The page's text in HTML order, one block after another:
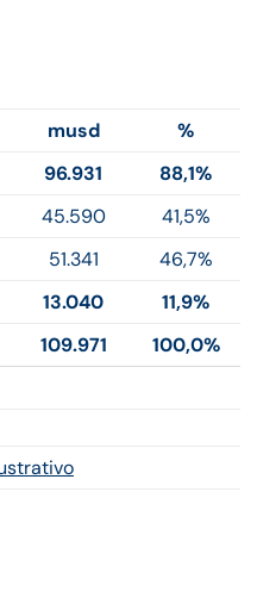
musd
%
96.931
88,1%
45.590
41,5%
51.341
46,7%
13.040
11,9%
109.971
100,0%